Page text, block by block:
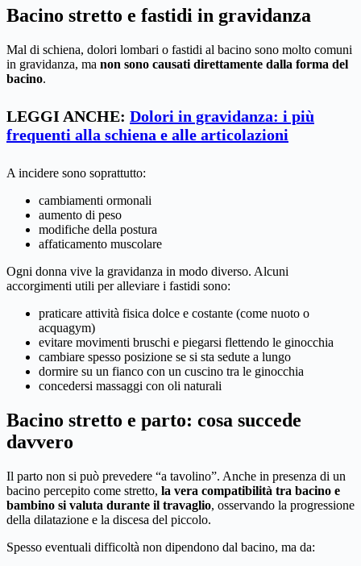
Bacino stretto e fastidi in gravidanza
Mal di schiena, dolori lombari o fastidi al bacino sono molto comuni
in gravidanza, ma non sono causati direttamente dalla forma del
bacino.
LEGGI ANCHE: Dolori in gravidanza: i più
frequenti alla schiena e alle articolazioni
A incidere sono soprattutto:
cambiamenti ormonali
aumento di peso
modifiche della postura
affaticamento muscolare
Ogni donna vive la gravidanza in modo diverso. Alcuni
accorgimenti utili per alleviare i fastidi sono:
praticare attività fisica dolce e costante (come nuoto o
acquagym)
evitare movimenti bruschi e piegarsi flettendo le ginocchia
cambiare spesso posizione se si sta sedute a lungo
dormire su un fianco con un cuscino tra le ginocchia
concedersi massaggi con oli naturali
Bacino stretto e parto: cosa succede
davvero
Il parto non si può prevedere “a tavolino”. Anche in presenza di un
bacino percepito come stretto, la vera compatibilità tra bacino e
bambino si valuta durante il travaglio, osservando la progressione
della dilatazione e la discesa del piccolo.
Spesso eventuali difficoltà non dipendono dal bacino, ma da: